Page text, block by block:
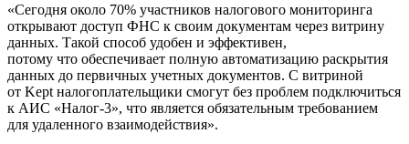
«Сегодня около 70% участников налогового мониторинга
открывают доступ ФНС к своим документам через витрину
данных. Такой способ удобен и эффективен,
потому что обеспечивает полную автоматизацию раскрытия
данных до первичных учетных документов. С витриной
от Kept налогоплательщики смогут без проблем подключиться
к АИС «Налог-3», что является обязательным требованием
для удаленного взаимодействия».